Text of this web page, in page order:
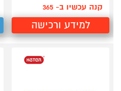
קנה עכשיו ב- 365
למידע ורכישה